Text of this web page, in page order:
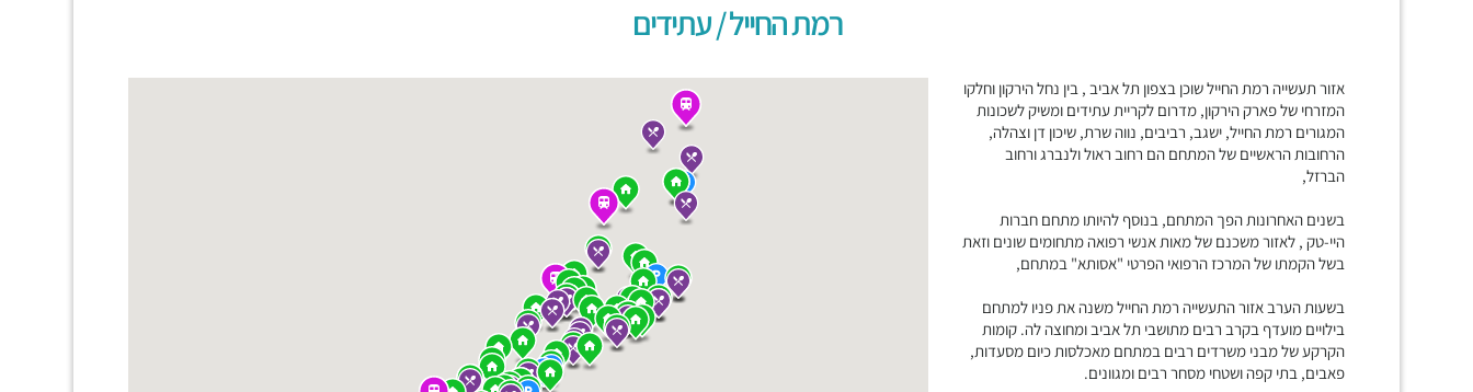
רמת החייל / עתידים
אזור תעשייה רמת החייל שוכן בצפון תל אביב , בין נחל הירקון וחלקו
המזרחי של פארק הירקון, מדרום לקריית עתידים ומשיק לשכונות
המגורים רמת החייל, ישגב, רביבים, נווה שרת, שיכון דן וצהלה,
הרחובות הראשיים של המתחם הם רחוב ראול ולנברג ורחוב
הברזל,
בשנים האחרונות הפך המתחם, בנוסף להיותו מתחם חברות
היי-טק , לאזור משכנם של מאות אנשי רפואה מתחומים שונים וזאת
בשל הקמתו של המרכז הרפואי הפרטי "אסותא" במתחם,
בשעות הערב אזור התעשייה רמת החייל משנה את פניו למתחם
בילויים מועדף בקרב רבים מתושבי תל אביב ומחוצה לה. קומות
הקרקע של מבני משרדים רבים במתחם מאכלסות כיום מסעדות,
פאבים, בתי קפה ושטחי מסחר רבים ומגוונים.